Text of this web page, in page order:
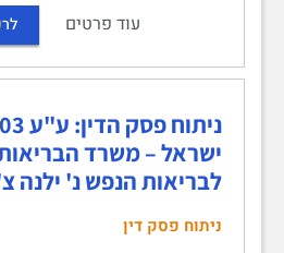
עוד פרטים
ישראל – משרד
לבריאות הנפש נ' ילנה
ניתוח פסק דין